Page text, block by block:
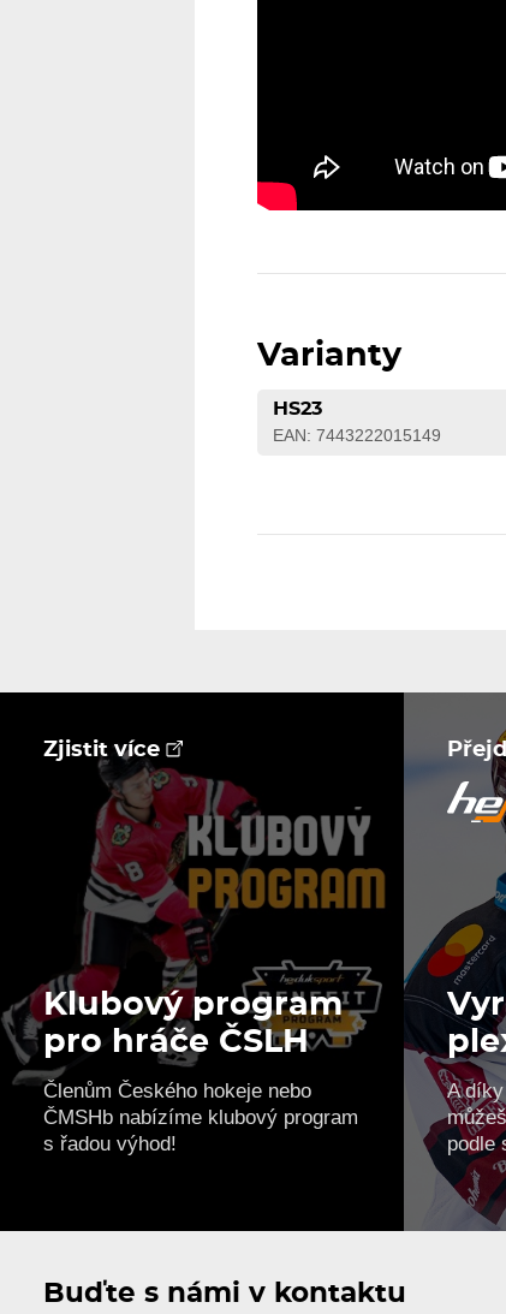
Varianty
HS23
EAN: 7443222015149
Zjistit více
Klubový program
pro hráče ČSLH
Členům Českého hokeje nebo
ČMSHb nabízíme klubový program
s řadou výhod!
A
podle
Buďte s námi v kontaktu